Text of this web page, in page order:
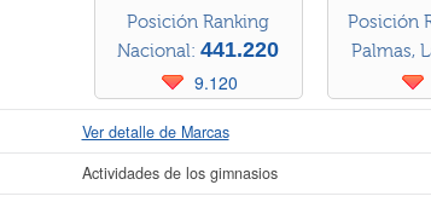
Posición Ranking
Nacional: 441.220
9.120
Posición
Palmas,
Ver detalle de Marcas
Actividades de los gimnasios